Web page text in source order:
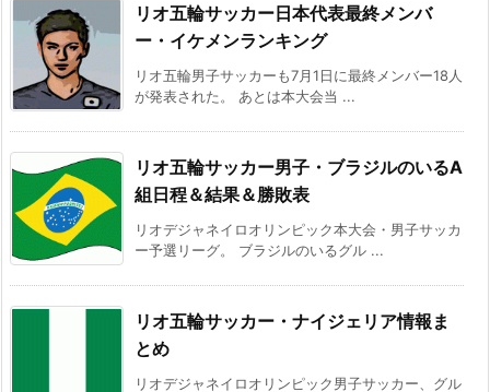
リオ五輪サッカー日本代表最終メンバ
ー・イケメンランキング
リオ五輪男子サッカーも7月1日に最終メンバー18人
が発表された。 あとは本大会当 ...
リオ五輪サッカー男子・ブラジルのいるA
組日程＆結果＆勝敗表
リオデジャネイロオリンピック本大会・男子サッカ
ー予選リーグ。 ブラジルのいるグル ...
リオ五輪サッカー・ナイジェリア情報ま
とめ
リオデジャネイロオリンピック男子サッカー、グル